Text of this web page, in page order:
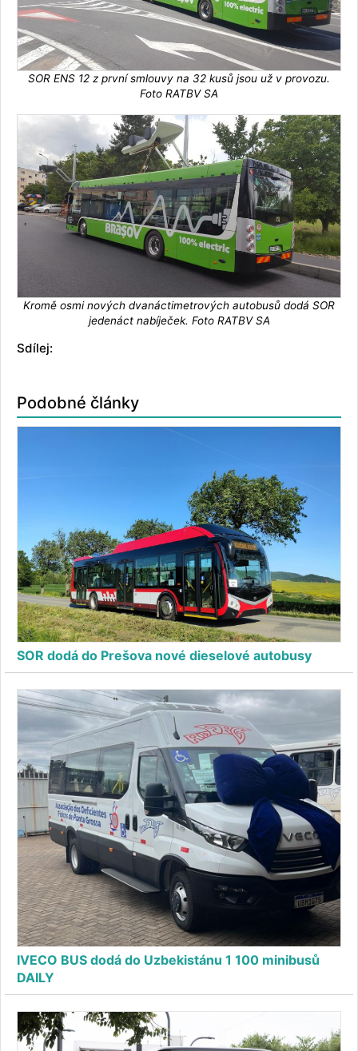
SOR ENS 12 z první smlouvy na 32 kusů jsou už v provozu.
Foto RATBV SA
Kromě osmi nových dvanáctimetrových autobusů dodá SOR
jedenáct nabíječek. Foto RATBV SA
Sdílej:
Podobné články
SOR dodá do Prešova nové dieselové autobusy
IVECO BUS dodá do Uzbekistánu 1 100 minibusů
DAILY